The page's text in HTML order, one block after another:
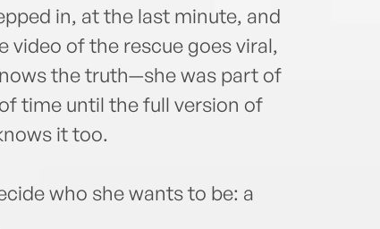
in, at the last minute, and
video of the rescue goes viral,
the truth—she was part of
time until the full version of
it too.
who she wants to be: a